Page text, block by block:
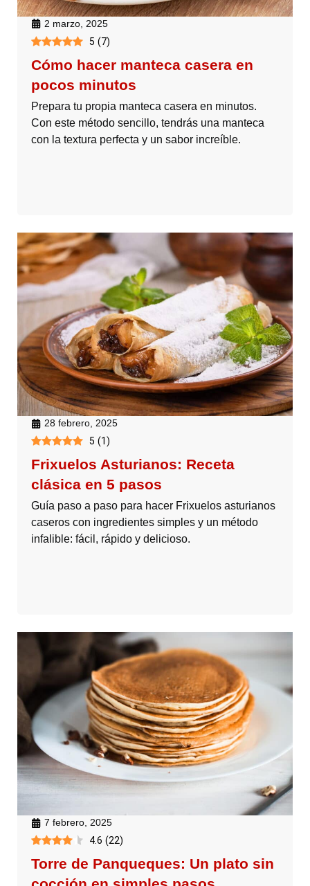
2 marzo, 2025
5 (7)
Cómo hacer manteca casera en
pocos minutos
Prepara tu propia manteca casera en minutos.
Con este método sencillo, tendrás una manteca
con la textura perfecta y un sabor increíble.
28 febrero, 2025
5 (1)
Frixuelos Asturianos: Receta
clásica en 5 pasos
Guía paso a paso para hacer Frixuelos asturianos
caseros con ingredientes simples y un método
infalible: fácil, rápido y delicioso.
7 febrero, 2025
4.6 (22)
Torre de Panqueques: Un plato sin